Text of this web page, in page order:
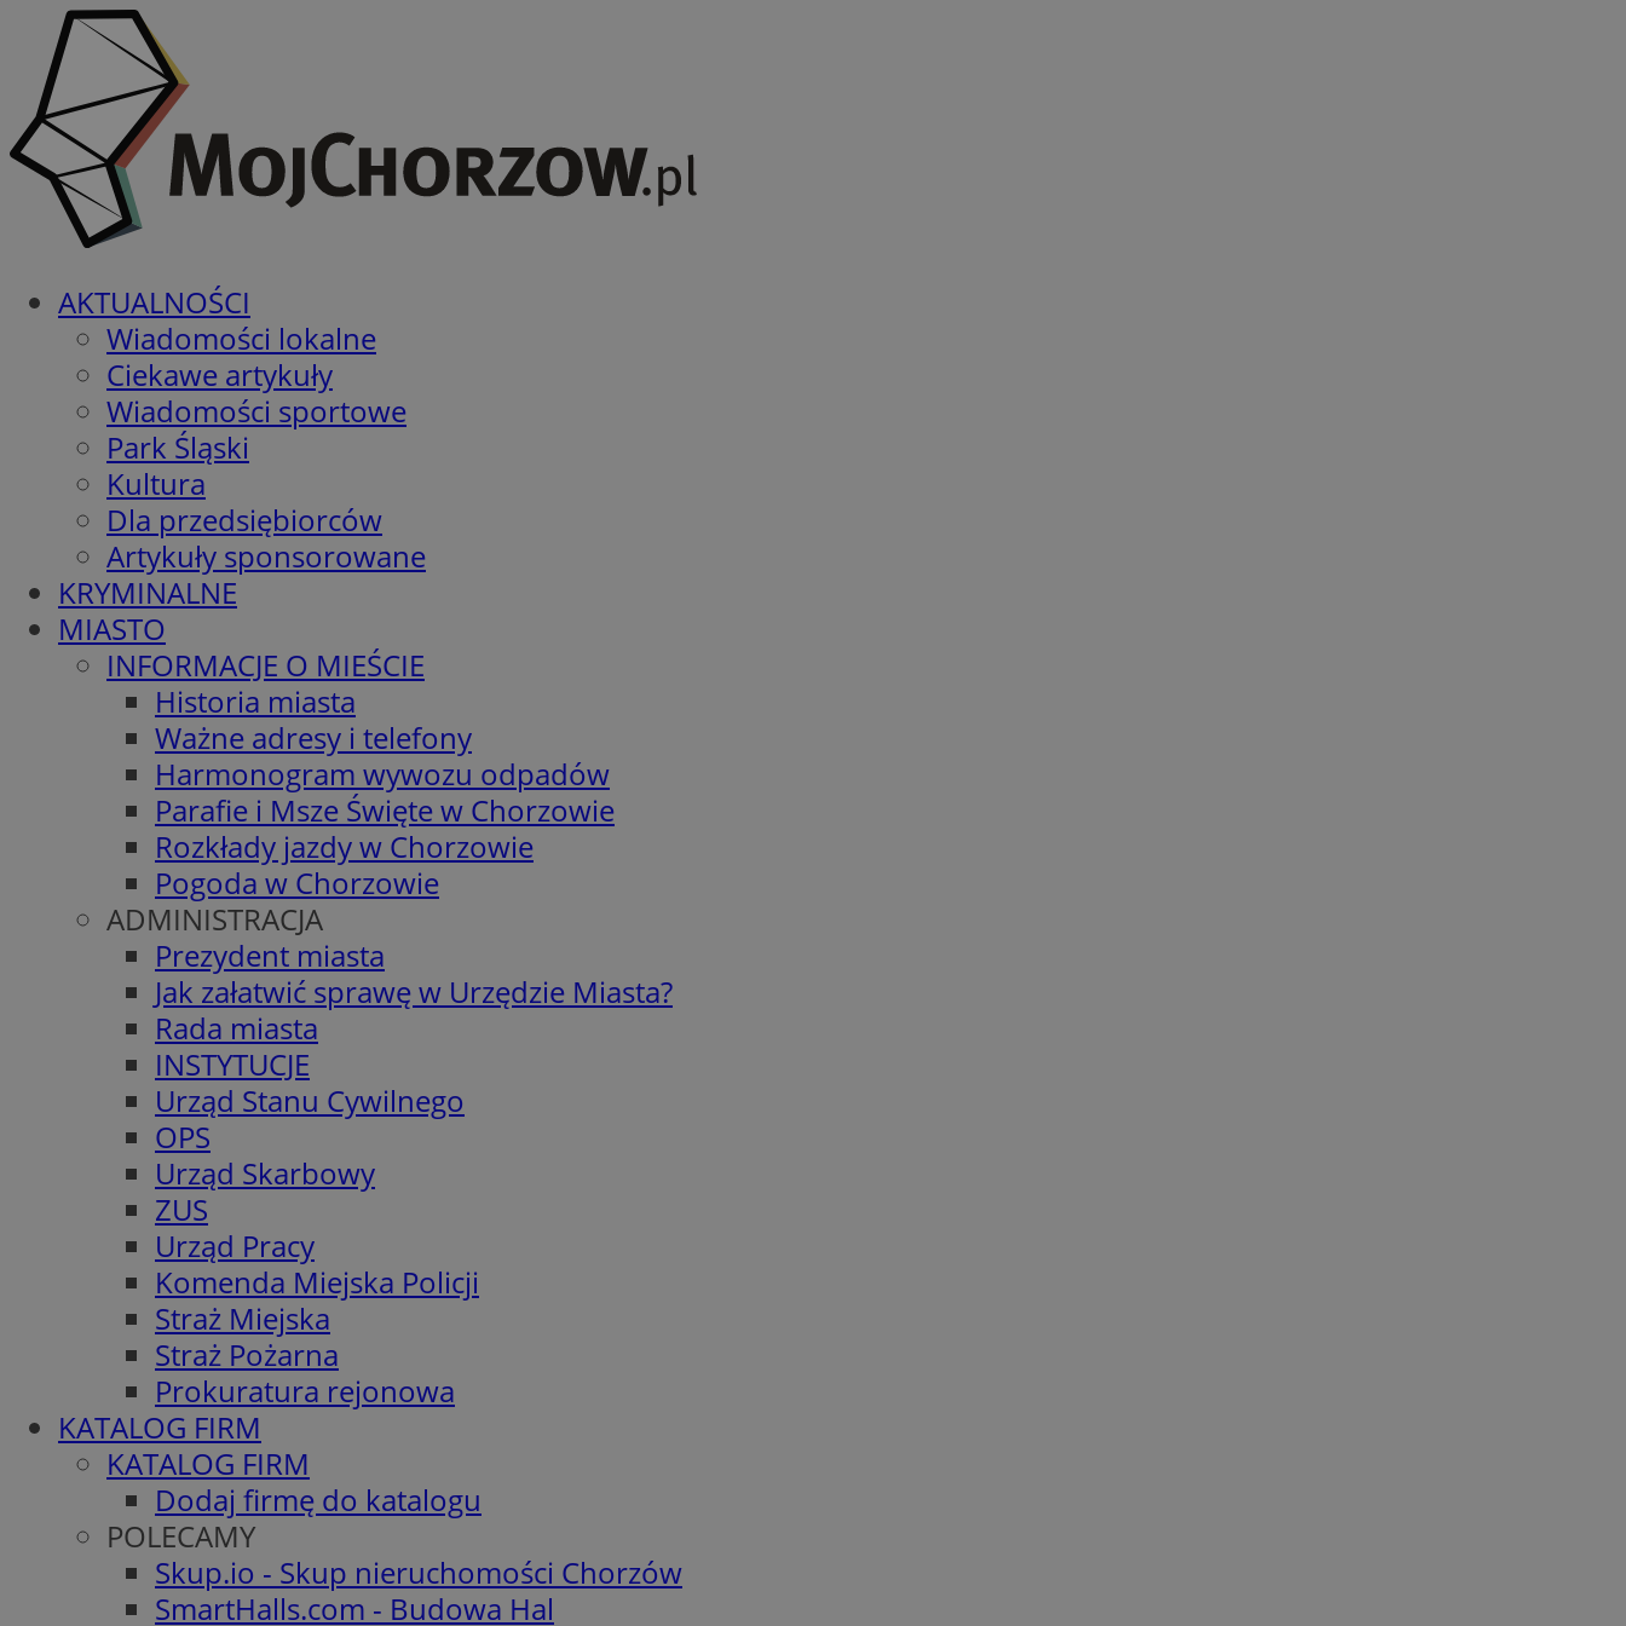
AKTUALNOŚCI
Wiadomości lokalne
Ciekawe artykuły
Wiadomości sportowe
Park Śląski
Kultura
Dla przedsiębiorców
Artykuły sponsorowane
KRYMINALNE
MIASTO
INFORMACJE O MIEŚCIE
Historia miasta
Ważne adresy i telefony
Harmonogram wywozu odpadów
Parafie i Msze Święte w Chorzowie
Rozkłady jazdy w Chorzowie
Pogoda w Chorzowie
ADMINISTRACJA
Prezydent miasta
Jak załatwić sprawę w Urzędzie Miasta?
Rada miasta
INSTYTUCJE
Urząd Stanu Cywilnego
OPS
Urząd Skarbowy
ZUS
Urząd Pracy
Komenda Miejska Policji
Straż Miejska
Straż Pożarna
Prokuratura rejonowa
KATALOG FIRM
KATALOG FIRM
Dodaj firmę do katalogu
POLECAMY
Skup.io - Skup nieruchomości Chorzów
SmartHalls.com - Budowa Hal